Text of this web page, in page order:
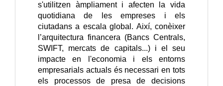
s'utilitzen àmpliament i afecten la vida
quotidiana de les empreses i els
ciutadans a escala global. Així, conèixer
l’arquitectura financera (Bancs Centrals,
SWIFT, mercats de capitals...) i el seu
impacte en l'economia i els entorns
empresarials actuals és necessari en tots
els processos de presa de decisions